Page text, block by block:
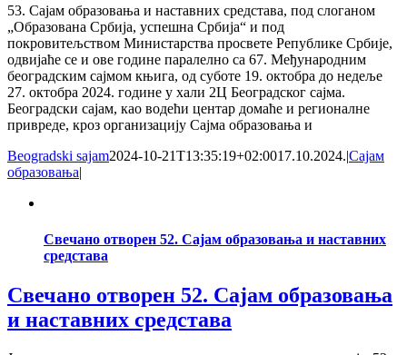
53. Сајам образовања и наставних средстава, под слоганом
„Образована Србија, успешна Србија“ и под
покровитељством Министарства просвете Републике Србије,
одвијаће се и ове године паралелно са 67. Међународним
београдским сајмом књига, од суботе 19. октобра до недеље
27. октобра 2024. године у хали 2Ц Београдског сајма.
Београдски сајам, као водећи центар домаће и регионалне
привреде, кроз организацију Сајма образовања и
Beogradski sajam2024-10-21T13:35:19+02:0017.10.2024.|Сајам
образовања|
Свечано отворен 52. Сајам образовања и наставних
средстава
Свечано отворен 52. Сајам образовања
и наставних средстава